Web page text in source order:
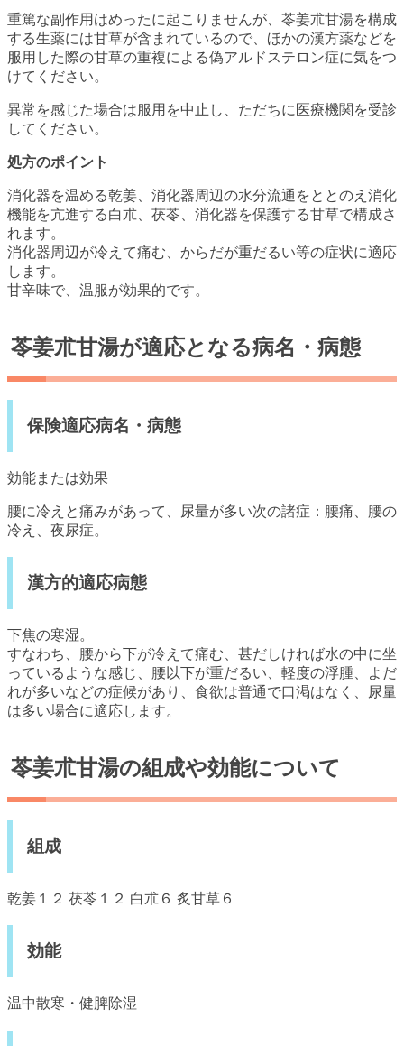
重篤な副作用はめったに起こりませんが、苓姜朮甘湯を構成
する生薬には甘草が含まれているので、ほかの漢方薬などを
服用した際の甘草の重複による偽アルドステロン症に気をつ
けてください。
異常を感じた場合は服用を中止し、ただちに医療機関を受診
してください。
処方のポイント
消化器を温める乾姜、消化器周辺の水分流通をととのえ消化
機能を亢進する白朮、茯苓、消化器を保護する甘草で構成さ
れます。
消化器周辺が冷えて痛む、からだが重だるい等の症状に適応
します。
甘辛味で、温服が効果的です。
苓姜朮甘湯が適応となる病名・病態
保険適応病名・病態
効能または効果
腰に冷えと痛みがあって、尿量が多い次の諸症：腰痛、腰の
冷え、夜尿症。
漢方的適応病態
下焦の寒湿。
すなわち、腰から下が冷えて痛む、甚だしければ水の中に坐
っているような感じ、腰以下が重だるい、軽度の浮腫、よだ
れが多いなどの症候があり、食欲は普通で口渇はなく、尿量
は多い場合に適応します。
苓姜朮甘湯の組成や効能について
組成
乾姜１２ 茯苓１２ 白朮６ 炙甘草６
効能
温中散寒・健脾除湿